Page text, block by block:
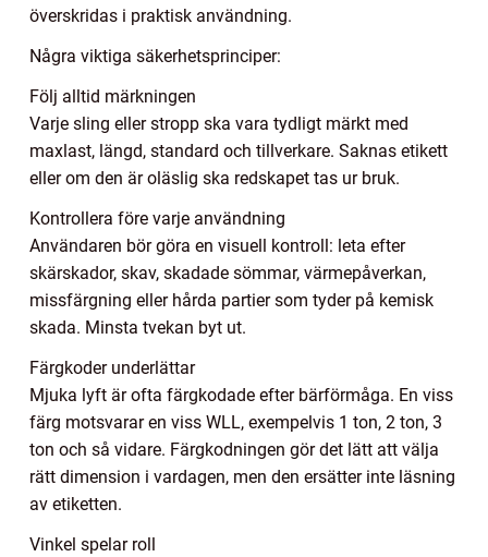
överskridas i praktisk användning.
Några viktiga säkerhetsprinciper:
Följ alltid märkningen
Varje sling eller stropp ska vara tydligt märkt med
maxlast, längd, standard och tillverkare. Saknas etikett
eller om den är oläslig ska redskapet tas ur bruk.
Kontrollera före varje användning
Användaren bör göra en visuell kontroll: leta efter
skärskador, skav, skadade sömmar, värmepåverkan,
missfärgning eller hårda partier som tyder på kemisk
skada. Minsta tvekan byt ut.
Färgkoder underlättar
Mjuka lyft är ofta färgkodade efter bärförmåga. En viss
färg motsvarar en viss WLL, exempelvis 1 ton, 2 ton, 3
ton och så vidare. Färgkodningen gör det lätt att välja
rätt dimension i vardagen, men den ersätter inte läsning
av etiketten.
Vinkel spelar roll